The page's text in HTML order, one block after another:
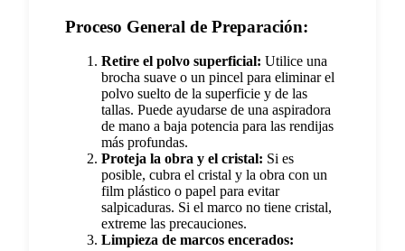
Proceso General de Preparación:
Retire el polvo superficial: Utilice una
brocha suave o un pincel para eliminar el
polvo suelto de la superficie y de las
tallas. Puede ayudarse de una aspiradora
de mano a baja potencia para las rendijas
más profundas.
Proteja la obra y el cristal: Si es
posible, cubra el cristal y la obra con un
film plástico o papel para evitar
salpicaduras. Si el marco no tiene cristal,
extreme las precauciones.
Limpieza de marcos encerados: